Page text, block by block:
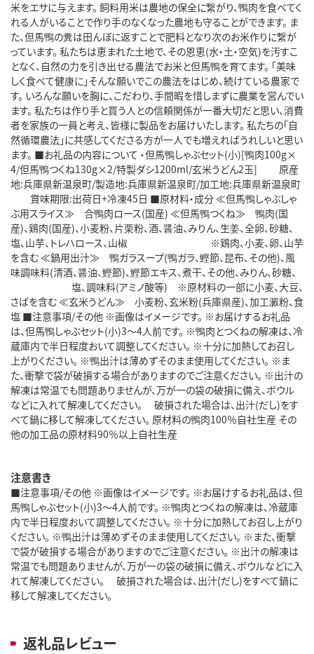
米をエサに与えます。 飼料用米は農地の保全に繋がり、鴨肉を食べてく
れる人がいることで作り手のなくなった農地も守ることができます。 ま
た、但馬鴨の糞は田んぼに返すことで肥料となり次のお米作りに繋が
っています。 私たちは恵まれた土地で、その恩恵(水・土・空気)を汚すこ
となく、自然の力を引き出せる農法でお米と但馬鴨を育てます。 「美味
しく食べて健康に」そんな願いでこの農法をはじめ、続けている農家で
す。 いろんな願いを胸に、こだわり、手間暇を惜しまずに農業を営んでい
ます。 私たちは作り手と買う人との信頼関係が一番大切だと思い、消費
者を家族の一員と考え、皆様に製品をお届けいたします。 私たちの「自
然循環農法」に共感してくださる方が一人でも増えればうれしいと思い
ます。 ■お礼品の内容について ・但馬鴨しゃぶセット(小)[鴨肉100g×
4/但馬鴨つくね130g×2/特製ダシ1200ml/玄米うどん2玉] 原産
地:兵庫県新温泉町/製造地:兵庫県新温泉町/加工地:兵庫県新温泉町
賞味期限:出荷日+冷凍45日 ■原材料・成分 ≪但馬鴨しゃぶしゃ
ぶ用スライス≫ 合鴨肉ロース(国産) ≪但馬鴨つくね≫ 鴨肉(国
産)、鶏肉(国産)、小麦粉、片栗粉、酒、醤油、みりん、生姜、全卵、砂糖、
塩、山芋、トレハロース、山椒 ※鶏肉、小麦、卵、山芋
を含む ≪鍋用出汁≫ 鴨ガラスープ(鴨ガラ、鰹節、昆布、その他)、風
味調味料(清酒、醤油、鰹節)、鰹節エキス、煮干、その他、みりん、砂糖、
塩、調味料(アミノ酸等) ※原材料の一部に小麦、大豆、
さばを含む ≪玄米うどん≫ 小麦粉、玄米粉(兵庫県産)、加工澱粉、食
塩 ■注意事項/その他 ※画像はイメージです。 ※お届けするお礼品
は、但馬鴨しゃぶセット(小)3～4人前です。 ※鴨肉とつくねの解凍は、冷
蔵庫内で半日程度おいて調整してください。 ※十分に加熱してお召し
上がりください。 ※鴨出汁は薄めずそのまま使用してください。 ※ま
た、衝撃で袋が破損する場合がありますのでご注意ください。 ※出汁の
解凍は常温でも問題ありませんが、万が一の袋の破損に備え、ボウル
などに入れて解凍してください。 破損された場合は、出汁(だし)をす
べて鍋に移して解凍してください。 原材料の鴨肉100％自社生産 その
他の加工品の原材料90％以上自社生産
注意書き
■注意事項/その他 ※画像はイメージです。 ※お届けするお礼品は、但
馬鴨しゃぶセット(小)3～4人前です。 ※鴨肉とつくねの解凍は、冷蔵庫
内で半日程度おいて調整してください。 ※十分に加熱してお召し上がり
ください。 ※鴨出汁は薄めずそのまま使用してください。 ※また、衝撃
で袋が破損する場合がありますのでご注意ください。 ※出汁の解凍は
常温でも問題ありませんが、万が一の袋の破損に備え、ボウルなどに入
れて解凍してください。 破損された場合は、出汁(だし)をすべて鍋に
移して解凍してください。
返礼品レビュー